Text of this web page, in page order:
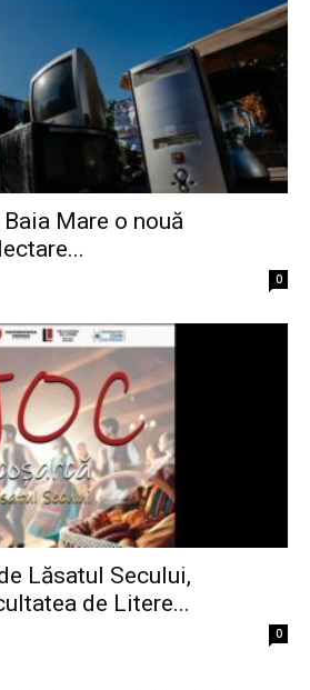
Mare o nouă
0
Lăsatul Secului,
de Litere...
0